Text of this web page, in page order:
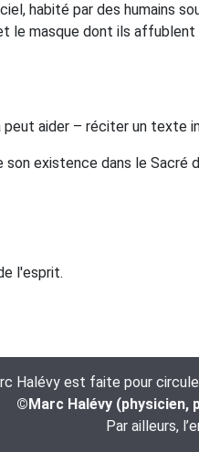
habité par des humains
le masque dont ils
aider – réciter un texte
existence dans le Sacré
l'esprit.
Halévy est faite pour
©Marc Halévy (physicien,
Par ailleurs,